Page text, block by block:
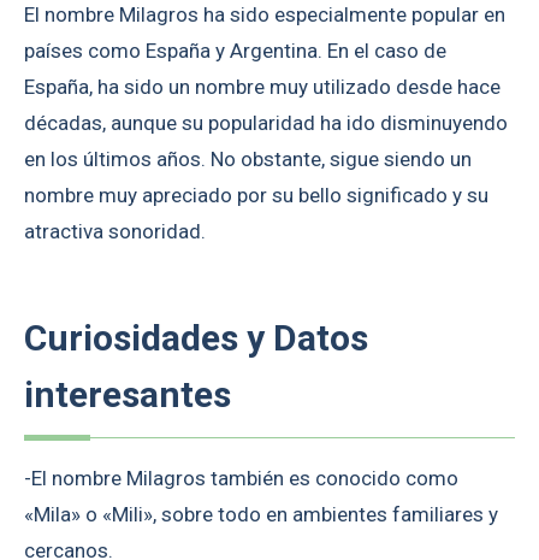
El nombre Milagros ha sido especialmente popular en
países como España y Argentina. En el caso de
España, ha sido un nombre muy utilizado desde hace
décadas, aunque su popularidad ha ido disminuyendo
en los últimos años. No obstante, sigue siendo un
nombre muy apreciado por su bello significado y su
atractiva sonoridad.
Curiosidades y Datos
interesantes
-El nombre Milagros también es conocido como
«Mila» o «Mili», sobre todo en ambientes familiares y
cercanos.